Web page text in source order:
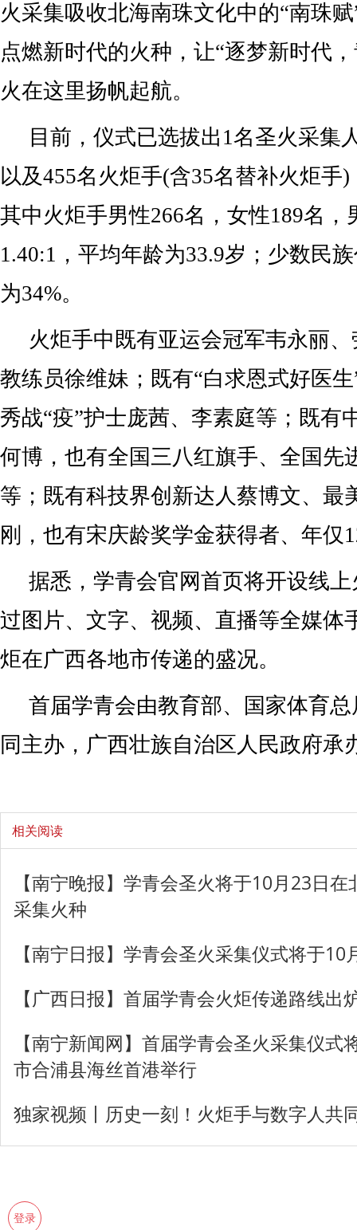
火采集吸收北海南珠文化中的“南珠
点燃新时代的火种，让“逐梦新时代
火在这里扬帆起航。
目前，仪式已选拔出1名圣火采集
以及455名火炬手(含35名替补火炬手
其中火炬手男性266名，女性189名，
1.40:1，平均年龄为33.9岁；少数民
为34%。
火炬手中既有亚运会冠军韦永丽
教练员徐维妹；既有“白求恩式好医
秀战“疫”护士庞茜、李素庭等；既有
何博，也有全国三八红旗手、全国先
等；既有科技界创新达人蔡博文、最
刚，也有宋庆龄奖学金获得者、年仅
据悉，学青会官网首页将开设线
过图片、文字、视频、直播等全媒体
炬在广西各地市传递的盛况。
首届学青会由教育部、国家体育
同主办，广西壮族自治区人民政府承
相关阅读
【南宁晚报】学青会圣火将于10月23日
采集火种
【南宁日报】学青会圣火采集仪式将于10
【广西日报】首届学青会火炬传递路线出
【南宁新闻网】首届学青会圣火采集仪式
市合浦县海丝首港举行
独家视频丨历史一刻！火炬手与数字人共
登录